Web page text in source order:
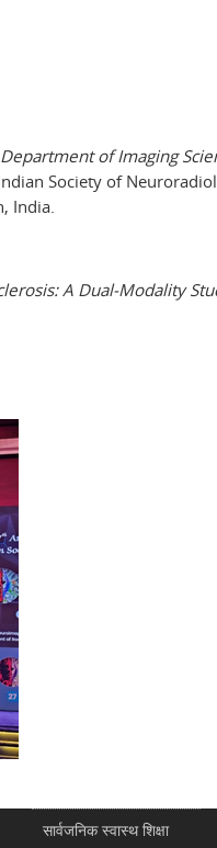
of Imaging
Society of
India.
A Dual-Modality
सार्वजनिक स्वास्थ शिक्षा